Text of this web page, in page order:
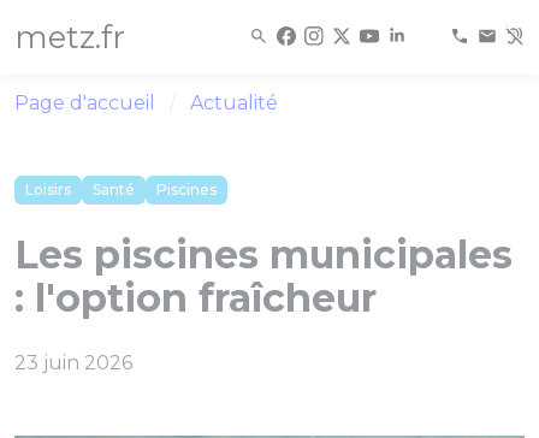
metz.fr
Page d'accueil Actualité
Loisirs Santé Piscines
Les piscines municipales
: l'option fraîcheur
23 juin 2026